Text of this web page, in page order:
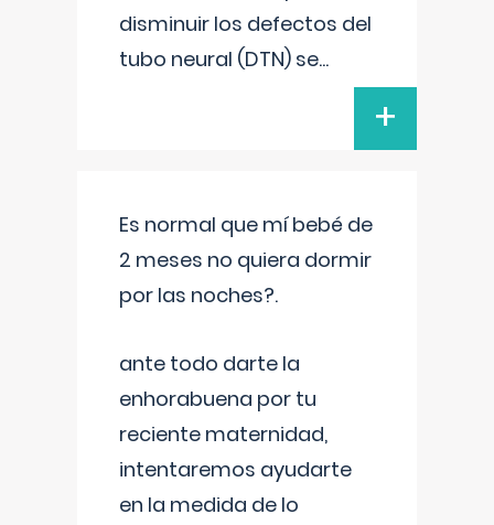
disminuir los defectos del
tubo neural (DTN) se...
+
Es normal que mí bebé de
2 meses no quiera dormir
por las noches?.
ante todo darte la
enhorabuena por tu
reciente maternidad,
intentaremos ayudarte
en la medida de lo